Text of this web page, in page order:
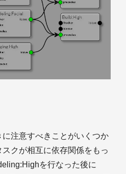
注意すべきことがいくつか
クが相互に依存関係をもっ
を行なった後に